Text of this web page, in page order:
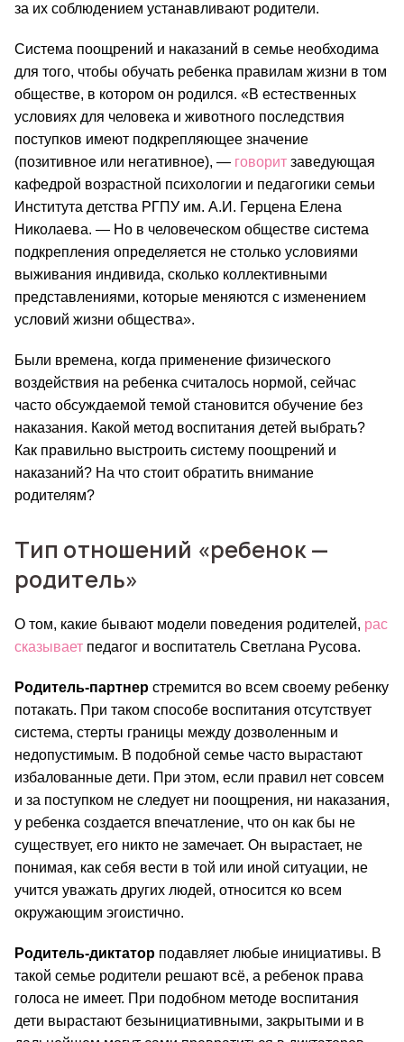
за их соблюдением устанавливают родители.
Система поощрений и наказаний в семье необходима
для того, чтобы обучать ребенка правилам жизни в том
обществе, в котором он родился. «В естественных
условиях для человека и животного последствия
поступков имеют подкрепляющее значение
(позитивное или негативное), — говорит заведующая
кафедрой возрастной психологии и педагогики семьи
Института детства РГПУ им. А.И. Герцена Елена
Николаева. — Но в человеческом обществе система
подкрепления определяется не столько условиями
выживания индивида, сколько коллективными
представлениями, которые меняются с изменением
условий жизни общества».
Были времена, когда применение физического
воздействия на ребенка считалось нормой, сейчас
часто обсуждаемой темой становится обучение без
наказания. Какой метод воспитания детей выбрать?
Как правильно выстроить систему поощрений и
наказаний? На что стоит обратить внимание
родителям?
Тип отношений «ребенок —
родитель»
О том, какие бывают модели поведения родителей, рас
сказывает педагог и воспитатель Светлана Русова.
Родитель-партнер стремится во всем своему ребенку
потакать. При таком способе воспитания отсутствует
система, стерты границы между дозволенным и
недопустимым. В подобной семье часто вырастают
избалованные дети. При этом, если правил нет совсем
и за поступком не следует ни поощрения, ни наказания,
у ребенка создается впечатление, что он как бы не
существует, его никто не замечает. Он вырастает, не
понимая, как себя вести в той или иной ситуации, не
учится уважать других людей, относится ко всем
окружающим эгоистично.
Родитель-диктатор подавляет любые инициативы. В
такой семье родители решают всё, а ребенок права
голоса не имеет. При подобном методе воспитания
дети вырастают безынициативными, закрытыми и в